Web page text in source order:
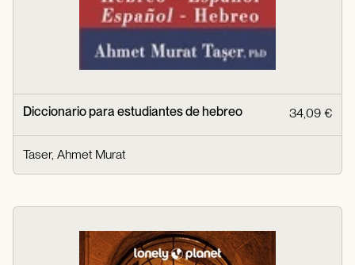
Diccionario para estudiantes de hebreo 34,09 €
Taser, Ahmet Murat